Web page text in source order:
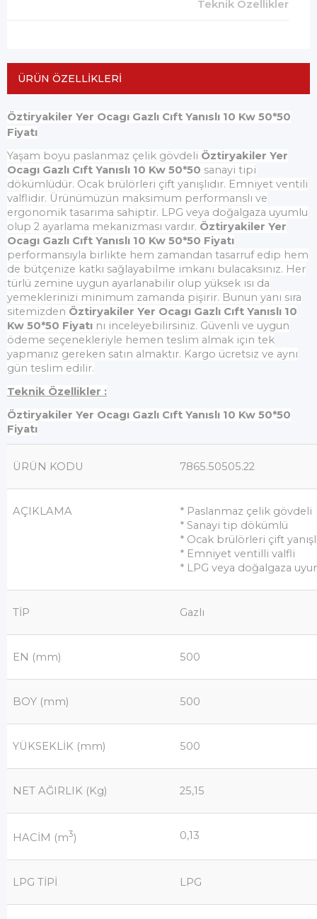
Teknik Özellikler
ÜRÜN ÖZELLIKLERI
Öztiryakiler Yer Ocagı Gazlı Cıft Yanıslı 10 Kw 50*50
Fiyatı
Yaşam boyu paslanmaz çelik gövdeli Öztiryakiler Yer
Ocagı Gazlı Cıft Yanıslı 10 Kw 50*50 sanayi tipi
dökümlüdür. Ocak brülörleri çift yanışlıdır. Emniyet ventili
valflidir. Ürünümüzün maksimum performanslı ve
ergonomik tasarıma sahiptir. LPG veya doğalgaza uyumlu
olup 2 ayarlama mekanizması vardır. Öztiryakiler Yer
Ocagı Gazlı Cıft Yanıslı 10 Kw 50*50 Fiyatı
performansıyla birlikte hem zamandan tasarruf edip hem
de bütçenize katkı sağlayabilme imkanı bulacaksınız. Her
türlü zemine uygun ayarlanabilir olup yüksek ısı da
yemeklerinizi minimum zamanda pişirir. Bunun yanı sıra
sitemizden Öztiryakiler Yer Ocagı Gazlı Cıft Yanıslı 10
Kw 50*50 Fiyatı nı inceleyebilirsiniz. Güvenli ve uygun
ödeme seçenekleriyle hemen teslim almak için tek
yapmanız gereken satın almaktır. Kargo ücretsiz ve aynı
gün teslim edilir.
Teknik Özellikler :
Öztiryakiler Yer Ocagı Gazlı Cıft Yanıslı 10 Kw 50*50
Fiyatı
ÜRÜN KODU 7865.50505.22
AÇIKLAMA
* Paslanmaz çelik gövdeli
* Sanayi tip dökümlü
* Ocak brülörleri çift
* Emniyet ventilli valfli
* LPG veya doğalgaza
TİP Gazlı
EN (mm) 500
BOY (mm) 500
YÜKSEKLİK (mm) 500
NET AĞIRLIK (Kg) 25,15
HACİM (m3) 0,13
LPG TİPİ LPG